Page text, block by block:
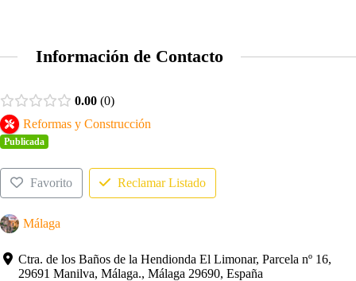
Información de Contacto
0.00 0
Reformas y Construcción
Publicada
Favorito Reclamar Listado
Málaga
Ctra. de los Baños de la Hendionda El Limonar, Parcela nº 16,
29691 Manilva, Málaga., Málaga 29690, España